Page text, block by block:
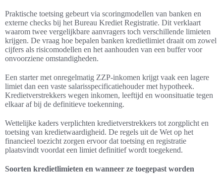
Praktische toetsing gebeurt via scoringmodellen van banken en
externe checks bij het Bureau Krediet Registratie. Dit verklaart
waarom twee vergelijkbare aanvragers toch verschillende limieten
krijgen. De vraag hoe bepalen banken kredietlimiet draait om zowel
cijfers als risicomodellen en het aanhouden van een buffer voor
onvoorziene omstandigheden.
Een starter met onregelmatig ZZP-inkomen krijgt vaak een lagere
limiet dan een vaste salarisspecificatiehouder met hypotheek.
Kredietverstrekkers wegen inkomen, leeftijd en woonsituatie tegen
elkaar af bij de definitieve toekenning.
Wettelijke kaders verplichten kredietverstrekkers tot zorgplicht en
toetsing van kredietwaardigheid. De regels uit de Wet op het
financieel toezicht zorgen ervoor dat toetsing en registratie
plaatsvindt voordat een limiet definitief wordt toegekend.
Soorten kredietlimieten en wanneer ze toegepast worden